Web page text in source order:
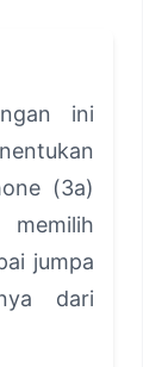
ini
(3a)
jumpa
dari